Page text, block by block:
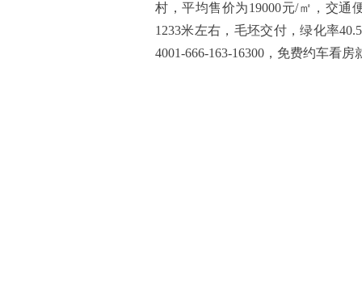
村，平均售价为19000元/㎡，交通
1233米左右，毛坯交付，绿化率
4001-666-163-16300，免费约车看房